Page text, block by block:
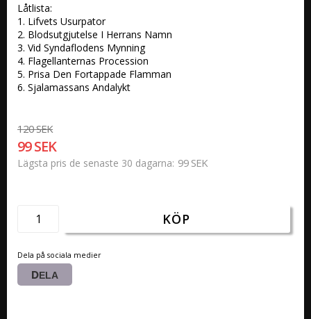
Låtlista:
1. Lifvets Usurpator
2. Blodsutgjutelse I Herrans Namn
3. Vid Syndaflodens Mynning
4. Flagellanternas Procession
5. Prisa Den Fortappade Flamman
6. Sjalamassans Andalykt
120 SEK
99 SEK
Lägsta pris de senaste 30 dagarna 99 SEK
KÖP
Dela på sociala medier
DELA